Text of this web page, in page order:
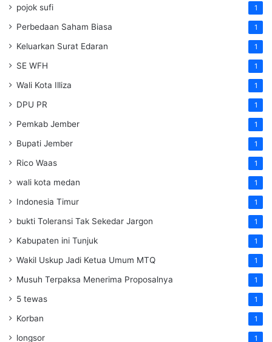
pojok sufi 1
Perbedaan Saham Biasa 1
Keluarkan Surat Edaran 1
SE WFH 1
Wali Kota Illiza 1
DPU PR 1
Pemkab Jember 1
Bupati Jember 1
Rico Waas 1
wali kota medan 1
Indonesia Timur 1
bukti Toleransi Tak Sekedar Jargon 1
Kabupaten ini Tunjuk 1
Wakil Uskup Jadi Ketua Umum MTQ 1
Musuh Terpaksa Menerima Proposalnya 1
5 tewas 1
Korban 1
longsor 1